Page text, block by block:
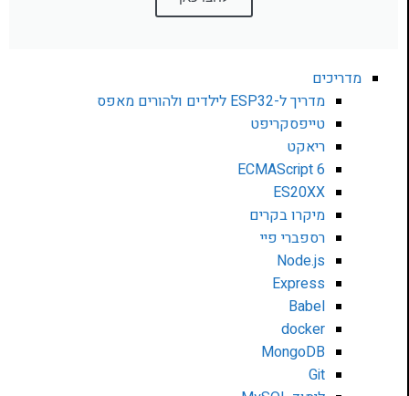
מדריכים
מדריך ל-ESP32 לילדים ולהורים מאפס
טייפסקריפט
ריאקט
ECMAScript 6
ES20XX
מיקרו בקרים
רספברי פיי
Node.js
Express
Babel
docker
MongoDB
Git